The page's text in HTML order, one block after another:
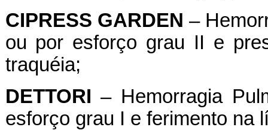
CIPRESS GARDEN –
ou por esforço grau II e
traquéia;
DETTORI – Hemorragia
esforço grau I e ferimento na